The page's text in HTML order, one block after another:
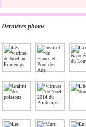
Dernières photos